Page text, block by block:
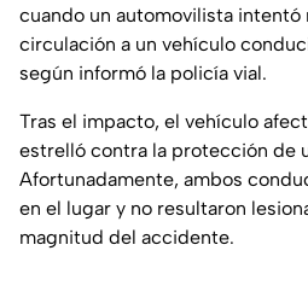
cuando un automovilista
circulación a un vehículo
según informó la policía vial.
Tras el impacto, el vehículo
estrelló contra la protección de
Afortunadamente, ambos
en el lugar y no resultaron
magnitud del accidente.